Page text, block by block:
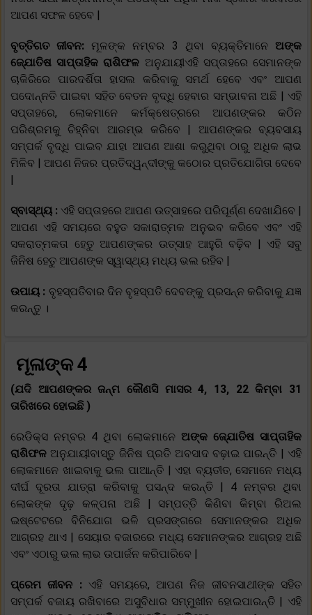
ଆପଣ ସଫଳ ହେବେ |
ବୃତ୍ତିଗତ ଜୀବନ:ମୂଳଙ୍କ ନମ୍ବର 3 ଥିବା ବ୍ୟକ୍ତିମାନେ ଅଙ୍କ
ଜ୍ଯୋତିଷ ସାପ୍ତାହିକ ରାଶିଫଳ ଅନୁଯାୟୀଏହି ସପ୍ତାହରେ ସେମାନଙ୍କ
ଚାକିରିରେ ପାରଦର୍ଶିତା ହାସଲ କରିବାକୁ ସମର୍ଥ ହେବେ ଏବଂ ଆପଣ
ପଦୋନ୍ନତି ପାଇବା ସହିତ ବେତନ ବୃଦ୍ଧି ହେବାର ସମ୍ଭାବନା ଅଛି | ଏହି
ସପ୍ତାହରେ, ଲୋକମାନେ କର୍ମକ୍ଷେତ୍ରରେ ଆପଣଙ୍କର କଠିନ
ପରିଶ୍ରମକୁ ଚିହ୍ନିବା ଆରମ୍ଭ କରିବେ | ଆପଣଙ୍କର ବ୍ୟବସାୟ
ସମ୍ପର୍କ ବୃଦ୍ଧି ପାଇବ ଯାହା ଆପଣ ଆଶା କରୁଥିବା ଠାରୁ ଅଧିକ ଲାଭ
ମିଳିବ | ଆପଣ ନିଜର ପ୍ରତିଦ୍ୱନ୍ଦୀଙ୍କୁ କଠୋର ପ୍ରତିଯୋଗିତା ଦେବେ
|
ସ୍ବାସ୍ଥ୍ୟ : ଏହି ସପ୍ତାହରେ ଆପଣ ଉତ୍ସାହରେ ପରିପୂର୍ଣ୍ଣ ଦେଖାଯିବେ |
ଆପଣ ଏହି ସମୟରେ ବହୁତ ସକାରାତ୍ମକ ଅନୁଭବ କରିବେ ଏବଂ ଏହି
ସକରାତ୍ମକତା ହେତୁ ଆପଣଙ୍କର ଉତ୍ସାହ ଆହୁରି ବଢ଼ିବ | ଏହି ସବୁ
ଜିନିଷ ହେତୁ ଆପଣଙ୍କ ସ୍ୱାସ୍ଥ୍ୟ ମଧ୍ୟ ଭଲ ରହିବ |
ଉପାୟ : ବୃହସ୍ପତିବାର ଦିନ ବୃହସ୍ପତି ଦେବଙ୍କୁ ପ୍ରସନ୍ନ କରିବାକୁ ଯଜ୍ଞ
କରନ୍ତୁ ।
ମୂଳାଙ୍କ 4
(ଯଦି ଆପଣଙ୍କର ଜନ୍ମ କୌଣସି ମାସର 4, 13, 22 କିମ୍ବା 31
ତାରିଖରେ ହୋଇଛି )
ରେଡିକ୍ସ ନମ୍ବର 4 ଥିବା ଲୋକମାନେ ଅଙ୍କ ଜ୍ଯୋତିଷ ସାପ୍ତାହିକ
ରାଶିଫଳ ଅନୁଯାୟୀବାସ୍ତୁ ଜିନିଷ ପ୍ରତି ଅବସାଦ ବଢ଼ାଇ ପାରନ୍ତି | ଏହି
ଲୋକମାନେ ଖାଇବାକୁ ଭଲ ପାଆନ୍ତି | ଏହା ବ୍ୟତୀତ, ସେମାନେ ମଧ୍ୟ
ଦୀର୍ଘ ଦୂରତା ଯାତ୍ରା କରିବାକୁ ପସନ୍ଦ କରନ୍ତି | 4 ନମ୍ବର ଥିବା
ଲୋକଙ୍କ ଦୃଢ଼ କଳ୍ପନା ଅଛି | ସମ୍ପତ୍ତି କିଣିବା କିମ୍ବା ରିଅଲ
ଇଷ୍ଟେଟରେ ବିନିଯୋଗ ଭଳି ପ୍ରସଙ୍ଗରେ ସେମାନଙ୍କର ଅଧିକ
ଆଗ୍ରହ ଥାଏ | ସେୟାର ବଜାରରେ ମଧ୍ୟ ସେମାନଙ୍କର ଆଗ୍ରହ ଅଛି
ଏବଂ ଏଠାରୁ ଭଲ ଲାଭ ଉପାର୍ଜନ କରିପାରିବେ |
ପ୍ରେମ ଜୀବନ : ଏହି ସମୟରେ, ଆପଣ ନିଜ ଜୀବନସାଥୀଙ୍କ ସହିତ
ସମ୍ପର୍କ ବଜାୟ ରଖିବାରେ ଅସୁବିଧାର ସମ୍ମୁଖୀନ ହୋଇପାରନ୍ତି | ଏହି